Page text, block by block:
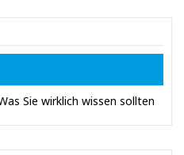
Sie wirklich wissen sollten